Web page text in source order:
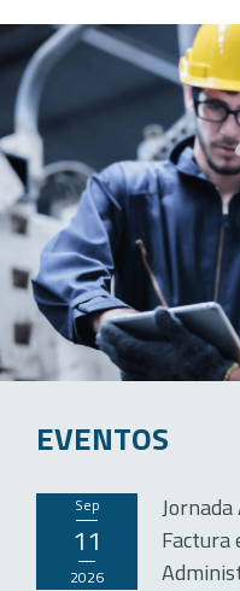
EVENTOS
sep
11
2026
Factura